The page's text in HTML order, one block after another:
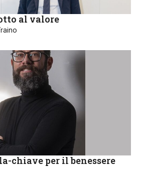
al valore
chiave per il benessere